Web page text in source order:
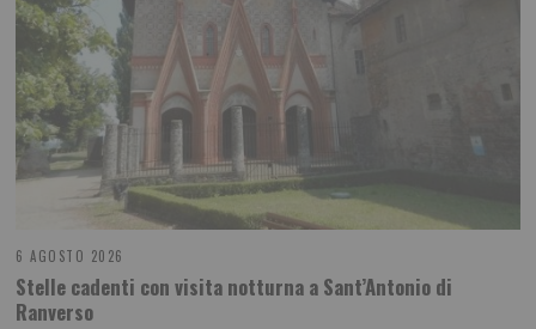
6 AGOSTO 2026
Stelle cadenti con visita notturna a Sant’Antonio di
Ranverso